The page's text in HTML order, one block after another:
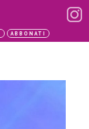
ABBONATI